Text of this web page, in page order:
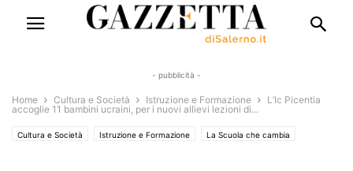
- pubblicità -
Home Cultura e Società Istruzione e Formazione
L’Ic Picentia
accoglie 11 bambini ucraini, per i nuovi allievi lezioni di...
Cultura e Società Istruzione e Formazione La Scuola che cambia